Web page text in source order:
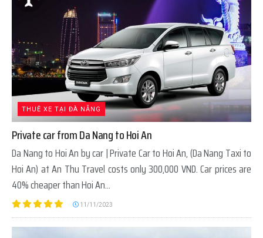
THUÊ XE TẠI ĐÀ NẴNG
Private car from Da Nang to Hoi An
Da Nang to Hoi An by car | Private Car to Hoi An, (Da Nang Taxi to
Hoi An) at An Thu Travel costs only 300,000 VND. Car prices are
40% cheaper than Hoi An...
11/11/2023